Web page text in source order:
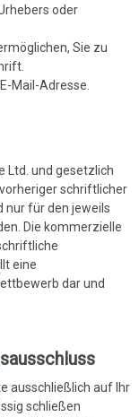
oder
Sie zu
Mail-Adresse.
Ltd. und gesetzlich
schriftlicher
nur für den jeweils
Die kommerzielle
eine
dar und
ausschließlich auf Ihr
schließen